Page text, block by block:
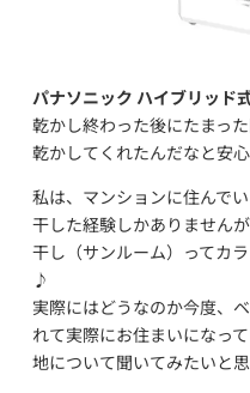
パナソニック ハイブリッド
乾かし終わった後にたまっ
乾かしてくれたんだなと安
私は、マンションに住んで
干した経験しかありません
干し（サンルーム）ってカ
♪
実際にはどうなのか今度、
れて実際にお住まいになっ
地について聞いてみたいと